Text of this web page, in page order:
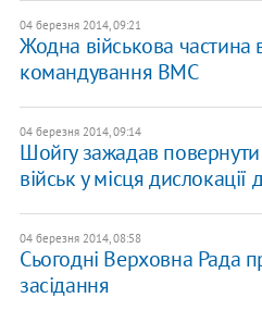
04 березня 2014, 09:21
Жодна військова частина
командування ВМС
04 березня 2014, 09:14
Шойгу зажадав повернути
військ у місця
04 березня 2014, 08:58
Сьогодні Верховна Рада
засідання